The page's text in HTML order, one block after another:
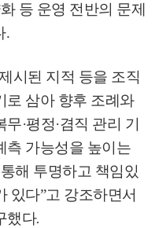
등 운영 전반의 문제
.
시된 지적 등을 조직
로 삼아 향후 조례와
무·평정·겸직 관리 기
측 가능성을 높이는
해 투명하고 책임있
있다”고 강조하면서
했다.